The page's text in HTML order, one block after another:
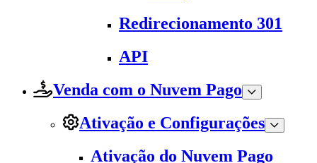
Redirecionamento 301
API
Venda com o Nuvem Pago
Ativação e Configurações
Ativação do Nuvem Pago